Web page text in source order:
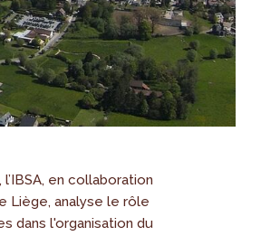
l’IBSA, en collaboration
Liège, analyse le rôle
dans l'organisation du